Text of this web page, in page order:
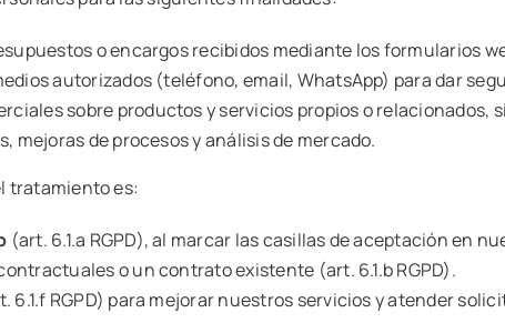
o encargos recibidos mediante los formularios
autorizados (teléfono, email, WhatsApp) para dar
sobre productos y servicios propios o relacionados,
mejoras de procesos y análisis de mercado.
tratamiento es:
(art. 6.1.a RGPD), al marcar las casillas de aceptación en
o un contrato existente (art. 6.1.b RGPD).
6.1.f RGPD) para mejorar nuestros servicios y atender